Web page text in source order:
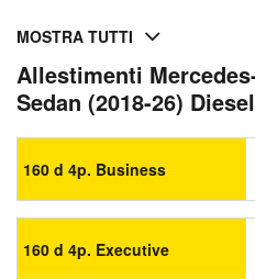
MOSTRA TUTTI
Allestimenti
Sedan (2018-26)
160 d 4p. Business
160 d 4p. Executive